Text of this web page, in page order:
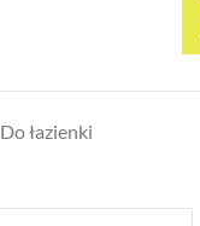
Do łazienki